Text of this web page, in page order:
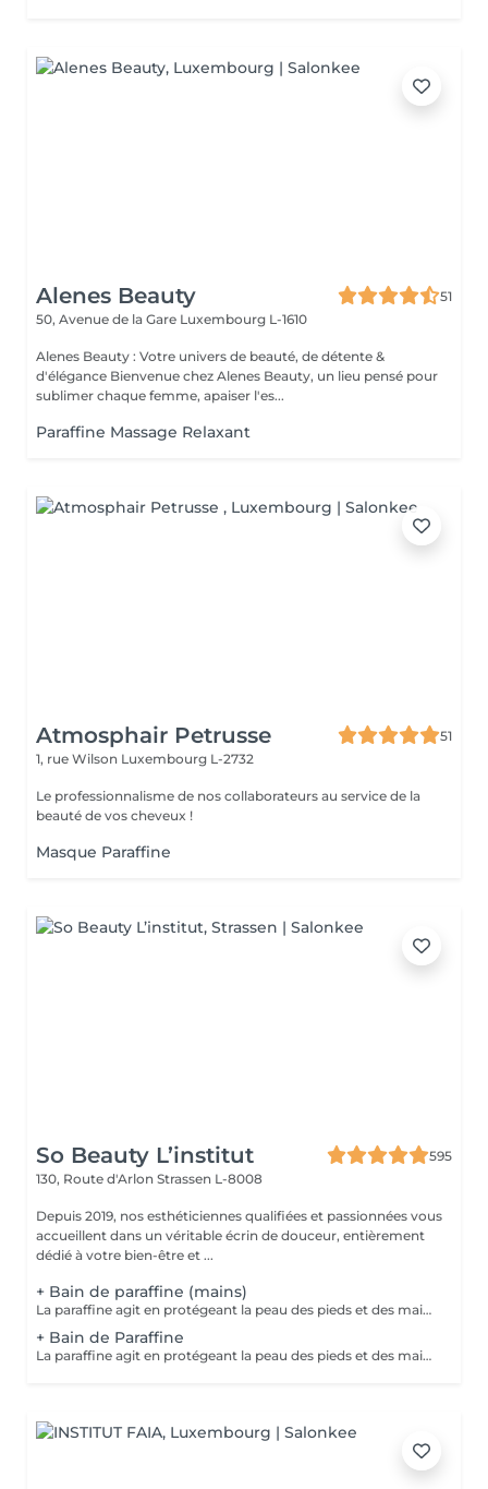
Alenes Beauty
51
50, Avenue de la Gare Luxembourg L-1610
Alenes Beauty : Votre univers de beauté, de détente &
d'élégance Bienvenue chez Alenes Beauty, un lieu pensé pour
sublimer chaque femme, apaiser l'es...
Paraffine Massage Relaxant
Atmosphair Petrusse
51
1, rue Wilson Luxembourg L-2732
Le professionnalisme de nos collaborateurs au service de la
beauté de vos cheveux !
Masque Paraffine
So Beauty L’institut
595
130, Route d'Arlon Strassen L-8008
Depuis 2019, nos esthéticiennes qualifiées et passionnées vous
accueillent dans un véritable écrin de douceur, entièrement
dédié à votre bien-être et ...
+ Bain de paraffine (mains)
La paraffine agit en protégeant la peau des pieds et des mains contre les agressions extérieures. Sa capacité de rétention d'eau favorise l'hydratation de la peau. Le traitement à la paraffine est idéal pour avoir des membres lisses. En effet, ce produit procure un effet rajeunissant à la peau, en plus de l'adoucir. Ce traitement est ainsi surtout recommandé à toute personne ayant la peau sèche.
+ Bain de Paraffine
La paraffine agit en protégeant la peau des pieds et des mains contre les agressions extérieures. Sa capacité de rétention d'eau favorise l'hydratation de la peau. Le traitement à la paraffine est idéal pour avoir des membres lisses. En effet, ce produit procure un effet rajeunissant à la peau, en plus de l'adoucir. Ce traitement est ainsi surtout recommandé à toute personne ayant la peau sèche.